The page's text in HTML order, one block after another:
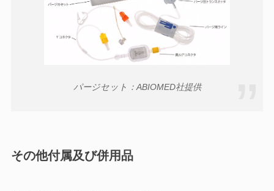
パージセット：ABIOMED社提供
その他付属及び併用品